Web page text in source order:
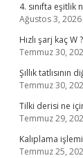
4. sınıfta eşitlik
Ağustos 3, 2026
Hızlı şarj kaç W ?
Temmuz 30,
Şıllık tatlısının
Temmuz 30,
Tilki derisi ne
Temmuz 29,
Kalıplama
Temmuz 25,